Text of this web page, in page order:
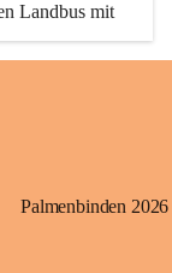
Landbus mit
Die Linie
Sie bequem
zu Ihrer
nach
Palmenbinden 2026